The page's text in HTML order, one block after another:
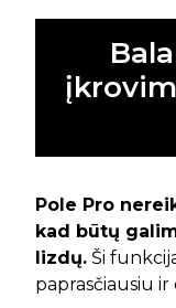
Pole Pro
kad būtų
lizdų. Ši
paprasčiausiu